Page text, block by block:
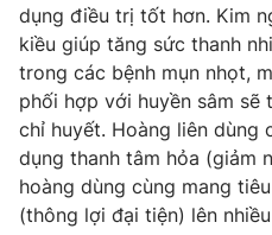
VTV Sức khoẻ
Thị trường 24h
VTV4
dụng điều trị tốt hơn. Kim
kiều giúp tăng sức thanh
trong các bệnh mụn nhọt,
phối hợp với huyền sâm
chỉ huyết. Hoàng liên dùng
dụng thanh tâm hỏa (giảm
hoàng dùng cùng mang
(thông lợi đại tiện) lên